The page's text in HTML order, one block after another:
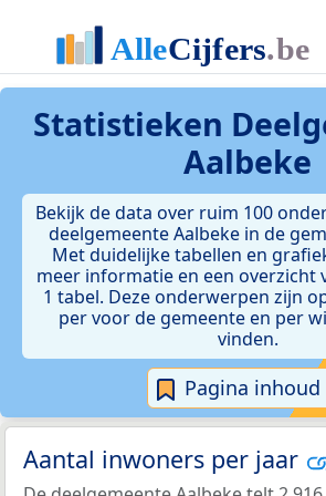
Statistieken
Aalbeke
Bekijk de data over ruim 100
deelgemeente Aalbeke in de
Met duidelijke tabellen en
meer informatie en een overzicht
1 tabel. Deze onderwerpen zijn
per voor de gemeente en per
vinden.
Pagina
Aantal inwoners per jaar